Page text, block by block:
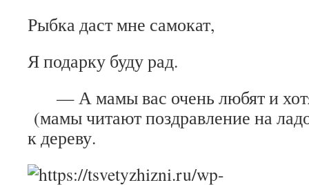
Рыбка даст мне самокат,
Я подарку буду рад.
— А мамы вас очень любят и
(мамы читают поздравление на
к дереву.